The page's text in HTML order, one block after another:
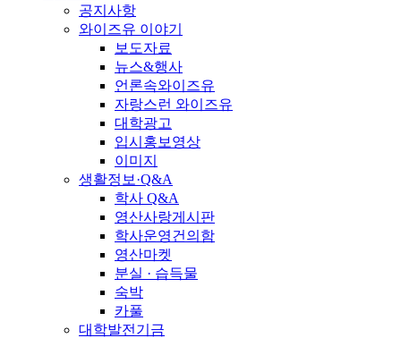
공지사항
와이즈유 이야기
보도자료
뉴스&행사
언론속와이즈유
자랑스런 와이즈유
대학광고
입시홍보영상
이미지
생활정보·Q&A
학사 Q&A
영산사랑게시판
학사운영건의함
영산마켓
분실 · 습득물
숙박
카풀
대학발전기금